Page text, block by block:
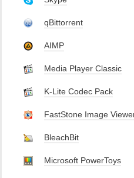
qBittorrent
AIMP
Media Player Classic
K-Lite Codec Pack
FastStone Image
BleachBit
Microsoft PowerToys